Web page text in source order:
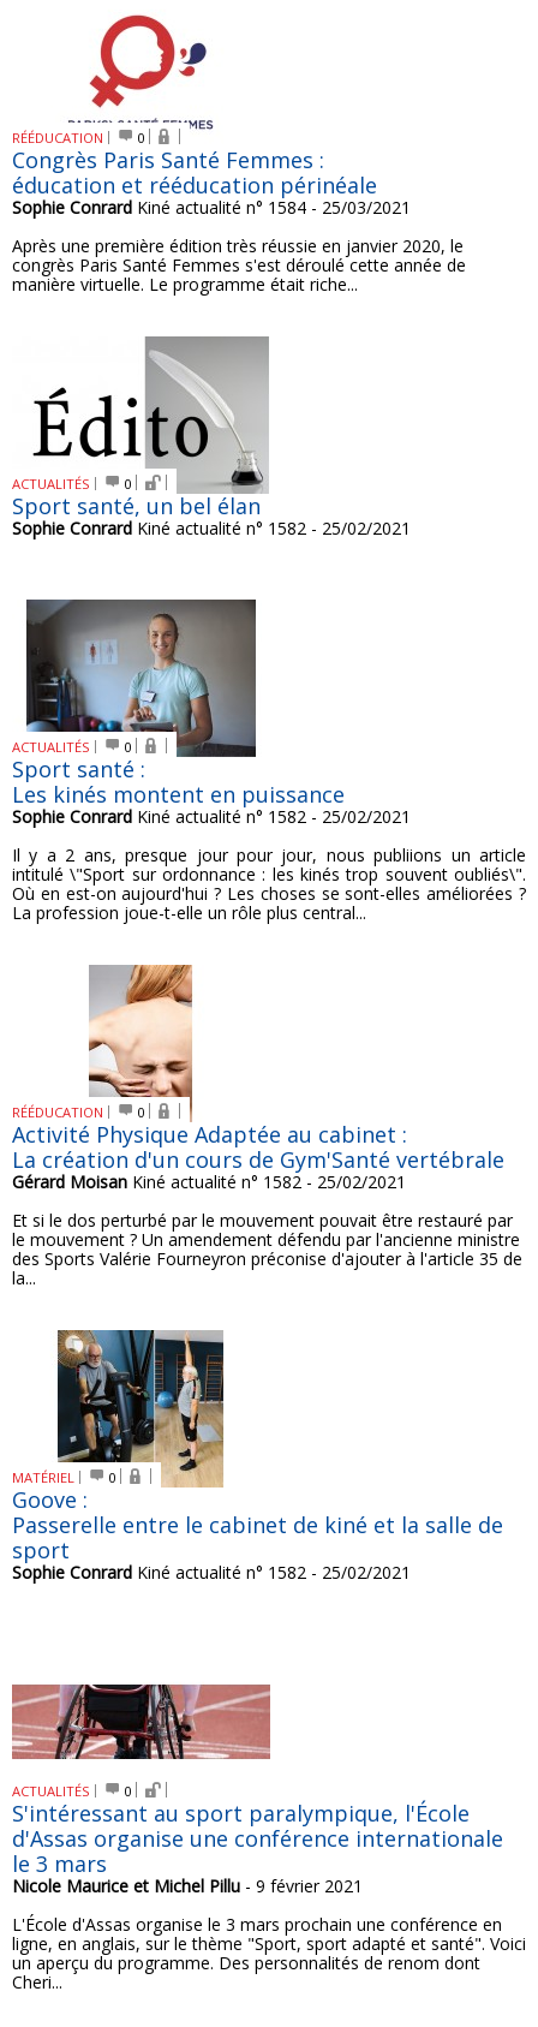
RÉÉDUCATION 0
Congrès Paris Santé Femmes :
éducation et rééducation périnéale
Sophie Conrard Kiné actualité n° 1584 - 25/03/2021
Après une première édition très réussie en janvier 2020, le
congrès Paris Santé Femmes s'est déroulé cette année de
manière virtuelle. Le programme était riche...
ACTUALITÉS 0
Sport santé, un bel élan
Sophie Conrard Kiné actualité n° 1582 - 25/02/2021
ACTUALITÉS 0
Sport santé :
Les kinés montent en puissance
Sophie Conrard Kiné actualité n° 1582 - 25/02/2021
Il y a 2 ans, presque jour pour jour, nous publiions un article
intitulé \"Sport sur ordonnance : les kinés trop souvent oubliés\".
Où en est-on aujourd'hui ? Les choses se sont-elles améliorées ?
La profession joue-t-elle un rôle plus central...
RÉÉDUCATION 0
Activité Physique Adaptée au cabinet :
La création d'un cours de Gym'Santé vertébrale
Gérard Moisan Kiné actualité n° 1582 - 25/02/2021
Et si le dos perturbé par le mouvement pouvait être restauré par
le mouvement ? Un amendement défendu par l'ancienne ministre
des Sports Valérie Fourneyron préconise d'ajouter à l'article 35 de
la...
MATÉRIEL 0
Goove :
Passerelle entre le cabinet de kiné et la salle de
sport
Sophie Conrard Kiné actualité n° 1582 - 25/02/2021
ACTUALITÉS 0
S'intéressant au sport paralympique, l'École
d'Assas organise une conférence internationale
le 3 mars
Nicole Maurice et Michel Pillu - 9 février 2021
L'École d'Assas organise le 3 mars prochain une conférence en
ligne, en anglais, sur le thème "Sport, sport adapté et santé". Voici
un aperçu du programme. Des personnalités de renom dont
Cheri...